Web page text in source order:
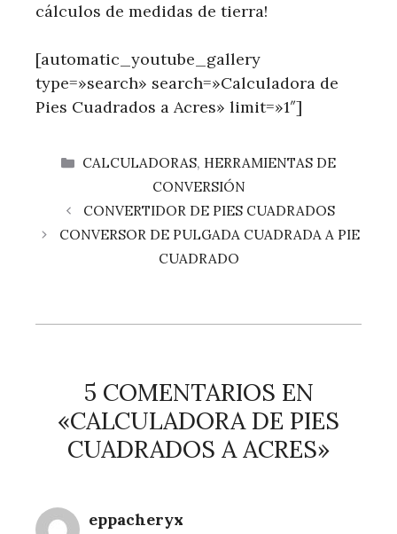
cálculos de medidas de tierra!
[automatic_youtube_gallery
type=»search» search=»Calculadora de
Pies Cuadrados a Acres» limit=»1″]
CATEGORÍAS
CALCULADORAS, HERRAMIENTAS DE
CONVERSIÓN
CONVERTIDOR DE PIES CUADRADOS
CONVERSOR DE PULGADA CUADRADA A PIE
CUADRADO
5 COMENTARIOS EN
«CALCULADORA DE PIES
CUADRADOS A ACRES»
eppacheryx